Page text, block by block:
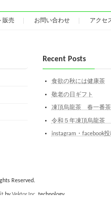
販売 お問い合わせ アクセ
Recent Posts
食欲の秋には健康茶
敬老の日ギフト
凍頂烏龍茶 春一番
令和５年凍頂烏龍茶
instagram・facebook
Reserved.
byVektor,Inc. technology.